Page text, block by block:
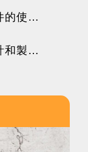
IKO連桿用滾針軸承與保持架組件的使用注意事項
IKO凸輪從動軸承以其卓越的設計和製造工藝在工業應用中廣受好評